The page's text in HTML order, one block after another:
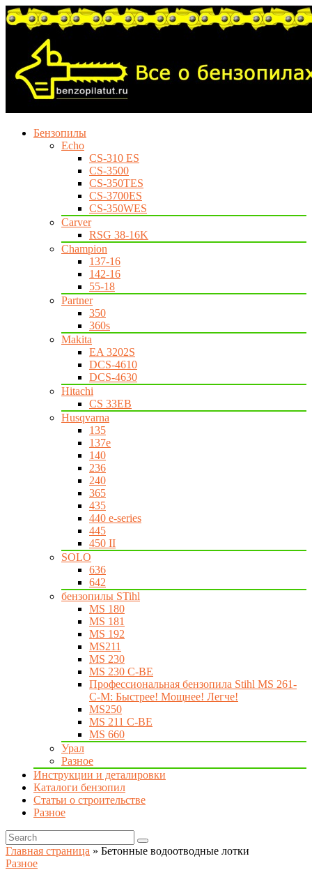
Бензопилы
Echo
CS-310 ES
CS-3500
CS-350TES
CS-3700ES
CS-350WES
Carver
RSG 38-16K
Champion
137-16
142-16
55-18
Partner
350
360s
Makita
EA 3202S
DCS-4610
DCS-4630
Hitachi
CS 33EB
Husqvarna
135
137e
140
236
240
365
435
440 e-series
445
450 II
SOLO
636
642
бензопилы STihl
MS 180
MS 181
MS 192
MS211
MS 230
MS 230 C-BE
Профессиональная бензопила Stihl MS 261-
C-M: Быстрее! Мощнее! Легче!
MS250
MS 211 C-BE
MS 660
Урал
Разное
Инструкции и деталировки
Каталоги бензопил
Статьи о строительстве
Разное
Главная страница » Бетонные водоотводные лотки
Разное